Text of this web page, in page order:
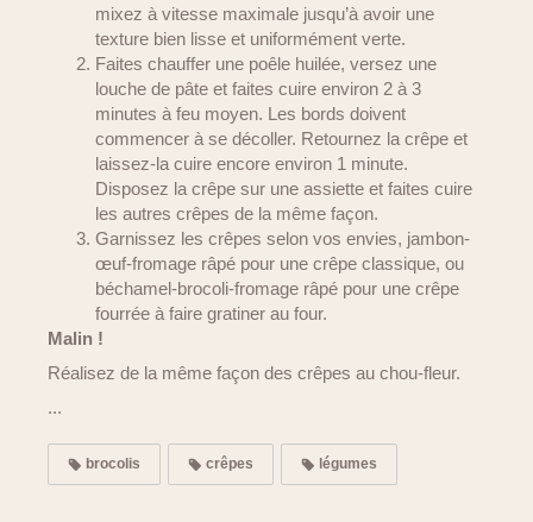
mixez à vitesse maximale jusqu’à avoir une
texture bien lisse et uniformément verte.
Faites chauffer une poêle huilée, versez une
louche de pâte et faites cuire environ 2 à 3
minutes à feu moyen. Les bords doivent
commencer à se décoller. Retournez la crêpe et
laissez-la cuire encore environ 1 minute.
Disposez la crêpe sur une assiette et faites cuire
les autres crêpes de la même façon.
Garnissez les crêpes selon vos envies, jambon-
œuf-fromage râpé pour une crêpe classique, ou
béchamel-brocoli-fromage râpé pour une crêpe
fourrée à faire gratiner au four.
Malin !
Réalisez de la même façon des crêpes au chou-fleur.
...
brocolis crêpes légumes